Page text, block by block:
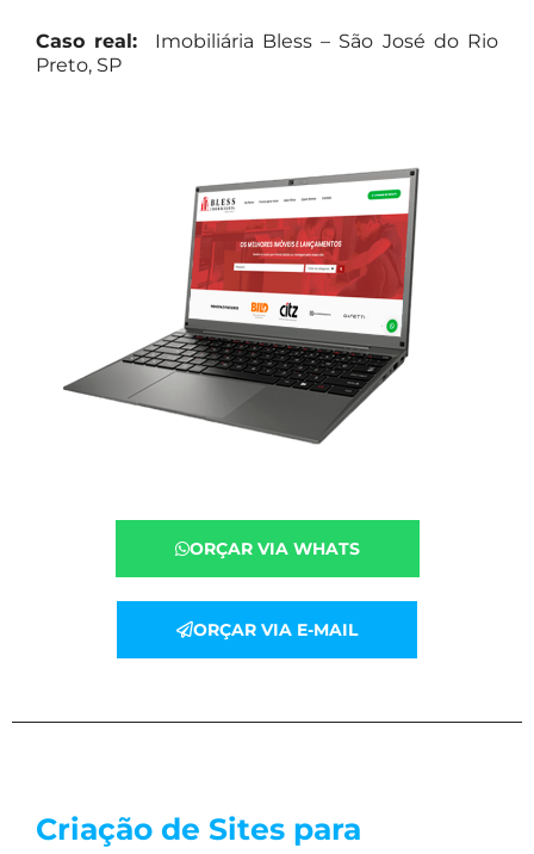
Caso real: Imobiliária Bless – São José do Rio
Preto, SP
ORÇAR VIA WHATS
ORÇAR VIA E-MAIL
Criação de Sites para